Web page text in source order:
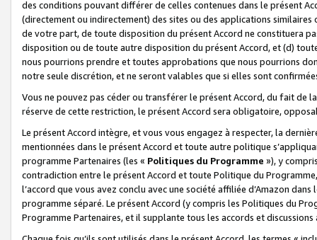
des conditions pouvant différer de celles contenues dans le présent
(directement ou indirectement) des sites ou des applications
de votre part, de toute disposition du présent Accord ne constituera
disposition ou de toute autre disposition du présent Accord, et (d)
nous pourrions prendre et toutes approbations que nous pourrions
notre seule discrétion, et ne seront valables que si elles sont
Vous ne pouvez pas céder ou transférer le présent Accord, du fait de
réserve de cette restriction, le présent Accord sera obligatoire,
Le présent Accord intègre, et vous vous engagez à respecter, la
mentionnées dans le présent Accord et toute autre politique
programme Partenaires (les « Politiques du Programme »), y
contradiction entre le présent Accord et toute Politique du
l’accord que vous avez conclu avec une société affiliée d’Amazon
programme séparé. Le présent Accord (y compris les Politiques du
Programme Partenaires, et il supplante tous les accords et discussions